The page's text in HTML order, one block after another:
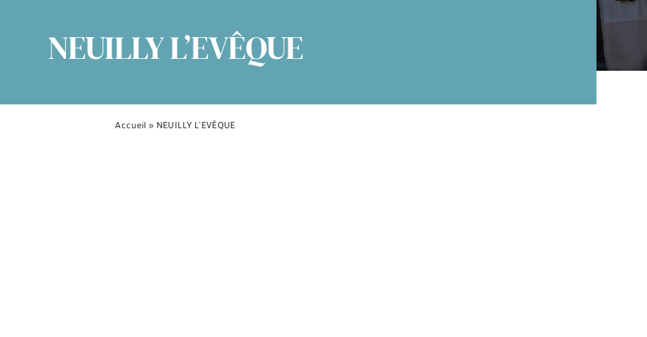
NEUILLY L’EVÊQUE
Accueil » NEUILLY L’EVÊQUE